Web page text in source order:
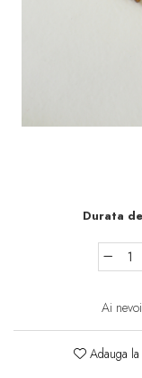
Durata
Ai
Adauga